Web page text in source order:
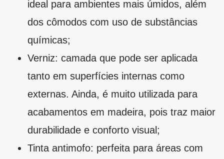
superfície de gesso.
Uma das tintas mais buscadas no mercado é a
tinta acrílica Decora Matte
absorção como por sua secagem rápida e
uniforme. Além das versões de acabamento
fosco, acetinado ou semibrilho, que trazem o
toque especial para a finalização da parede.
Dicas para escolher a tinta
correta para paredes internas